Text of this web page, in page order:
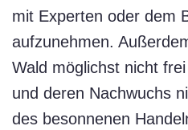
mit Experten oder dem
aufzunehmen.
Wald möglichst nicht
und deren Nachwuchs
des besonnenen